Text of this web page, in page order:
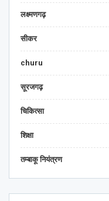
लक्ष्मणगढ़
सीकर
churu
सूरजगढ़
चिकित्सा
शिक्षा
तम्बाकू नियंत्रण